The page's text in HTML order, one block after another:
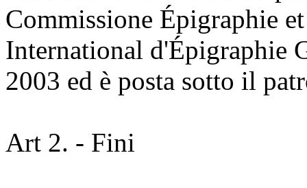
Commissione Épigraphie
International d'Épigraphie
2003 ed è posta sotto il
Art 2. - Fini